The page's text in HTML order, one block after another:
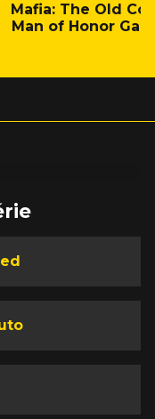
Mafia: The Old
Man of Honor